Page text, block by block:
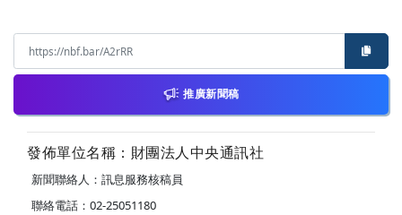
推廣新聞稿
發佈單位名稱：財團法人中央通訊社
新聞聯絡人：訊息服務核稿員
聯絡電話：02-25051180